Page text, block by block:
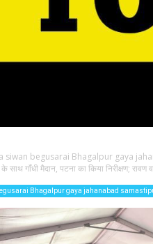
siwan begusarai Bhagalpur gaya
साथ गाँधी मैदान, पटना का किया निरीक्षण;
Bhagalpur gaya jahanabad